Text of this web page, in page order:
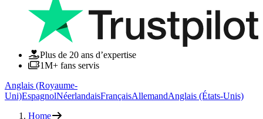
Plus de 20 ans d’expertise
1M+ fans servis
Anglais (Royaume-
Uni)EspagnolNéerlandaisFrançaisAllemandAnglais (États-Unis)
Home